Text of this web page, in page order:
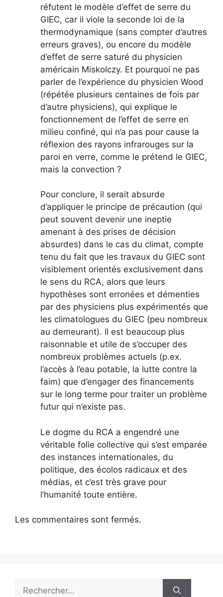
réfutent le modèle d’effet de serre du
GIEC, car il viole la seconde loi de la
thermodynamique (sans compter d’autres
erreurs graves), ou encore du modèle
d’effet de serre saturé du physicien
américain Miskolczy. Et pourquoi ne pas
parler de l’expérience du physicien Wood
(répétée plusieurs centaines de fois par
d’autre physiciens), qui explique le
fonctionnement de l’effet de serre en
milieu confiné, qui n’a pas pour cause la
réflexion des rayons infrarouges sur la
paroi en verre, comme le prétend le GIEC,
mais la convection ?
Pour conclure, il serait absurde
d’appliquer le principe de précaution (qui
peut souvent devenir une ineptie
amenant à des prises de décision
absurdes) dans le cas du climat, compte
tenu du fait que les travaux du GIEC sont
visiblement orientés exclusivement dans
le sens du RCA, alors que leurs
hypothèses sont erronées et démenties
par des physiciens plus expérimentés que
les climatologues du GIEC (peu nombreux
au demeurant). Il est beaucoup plus
raisonnable et utile de s’occuper des
nombreux problèmes actuels (p.ex.
l’accès à l’eau potable, la lutte contre la
faim) que d’engager des financements
sur le long terme pour traiter un problème
futur qui n’existe pas.
Le dogme du RCA a engendré une
véritable folie collective qui s’est emparée
des instances internationales, du
politique, des écolos radicaux et des
médias, et c’est très grave pour
l’humanité toute entière.
Les commentaires sont fermés.